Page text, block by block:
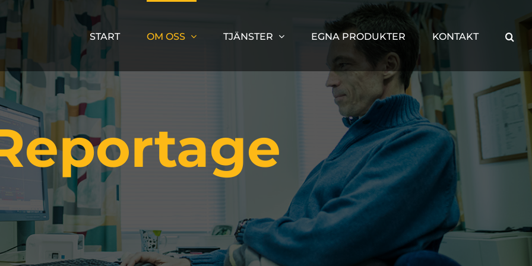
START OM OSS TJÄNSTER EGNA PRODUKTER KONTAKT